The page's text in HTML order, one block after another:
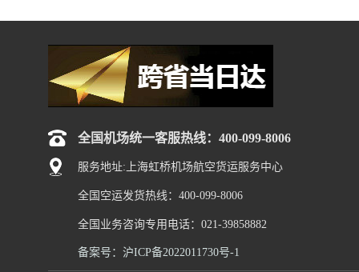
全国机场统一客服热线：400-099-8006
服务地址:上海虹桥机场航空货运服务中心
全国空运发货热线：400-099-8006
全国业务咨询专用电话：021-39858882
备案号：沪ICP备2022011730号-1